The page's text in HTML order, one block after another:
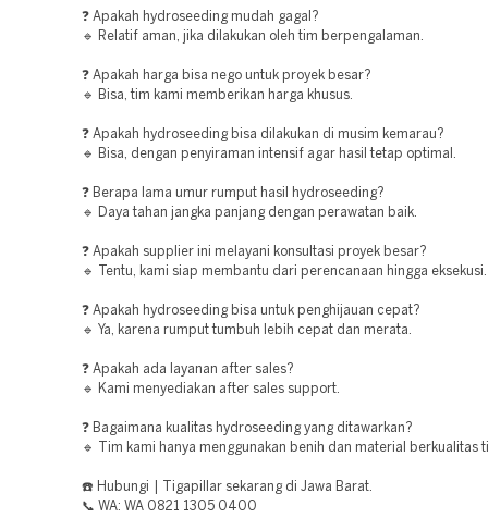
❓ Apakah hydroseeding mudah gagal?
🔹 Relatif aman, jika dilakukan oleh tim berpengalaman.
❓ Apakah harga bisa nego untuk proyek besar?
🔹 Bisa, tim kami memberikan harga khusus.
❓ Apakah hydroseeding bisa dilakukan di musim kemarau?
🔹 Bisa, dengan penyiraman intensif agar hasil tetap optimal.
❓ Berapa lama umur rumput hasil hydroseeding?
🔹 Daya tahan jangka panjang dengan perawatan baik.
❓ Apakah supplier ini melayani konsultasi proyek besar?
🔹 Tentu, kami siap membantu dari perencanaan hingga eksekusi.
❓ Apakah hydroseeding bisa untuk penghijauan cepat?
🔹 Ya, karena rumput tumbuh lebih cepat dan merata.
❓ Apakah ada layanan after sales?
🔹 Kami menyediakan after sales support.
❓ Bagaimana kualitas hydroseeding yang ditawarkan?
🔹 Tim kami hanya menggunakan benih dan material berkualitas
☎️ Hubungi | Tigapillar sekarang di Jawa Barat.
📞 WA: WA 0821 1305 0400